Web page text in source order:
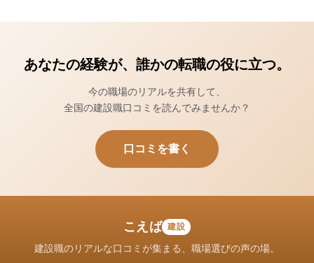
あなたの経験が、誰かの転職の役に立つ。
今の職場のリアルを共有して、
全国の建設職口コミを読んでみませんか？
口コミを書く
こえば 建設
建設職のリアルな口コミが集まる、職場選びの声の場。